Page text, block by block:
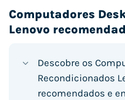
Computadores
Lenovo
Descobre os
Recondicionados
recomendados e